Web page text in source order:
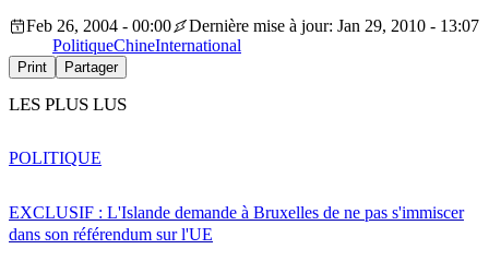
Feb 26, 2004 - 00:00
Dernière mise à jour: Jan 29, 2010 - 13:07
PolitiqueChineInternational
Print Partager
LES PLUS LUS
EXCLUSIF : L'Islande demande à Bruxelles de ne pas s'immiscer
dans son référendum sur l'UE
POLITIQUE